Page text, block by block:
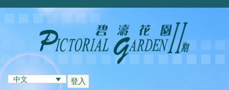
中文 登入